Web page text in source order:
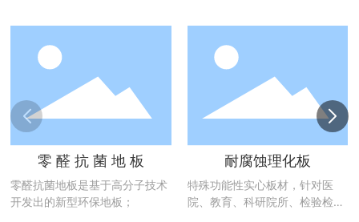
零 醛 抗 菌 地 板
零醛抗菌地板是基于高分子技术
开发出的新型环保地板；
耐腐蚀理化板
特殊功能性实心板材，针对医
院、教育、科研院所、检验检测